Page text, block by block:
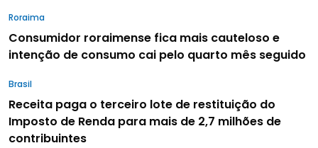
Roraima
Consumidor roraimense fica mais cauteloso e
intenção de consumo cai pelo quarto mês seguido
Brasil
Receita paga o terceiro lote de restituição do
Imposto de Renda para mais de 2,7 milhões de
contribuintes